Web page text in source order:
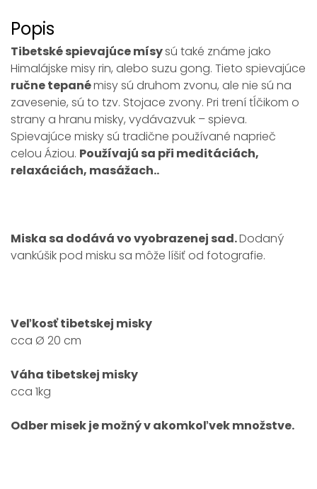
Popis
Tibetské spievajúce mísysú také známe jako
Himalájske misy rin, alebo suzu gong. Tieto spievajúce
ručnetepanémisy sú druhom zvonu, ale nie sú na
zavesenie, sú to tzv. Stojace zvony. Pri trení tĺčikom o
strany a hranu misky, vydávazvuk – spieva.
Spievajúce misky sú tradične používané naprieč
celou Áziou. Používajú sa při meditáciách,
relaxáciách, masážach..
Miska sa dodává vo vyobrazenej sad.Dodaný
vankúšik pod misku sa môže líšiť od fotografie.
Veľkosťtibetskej misky
cca Ø 20 cm
Váha tibetskej misky
cca 1kg
Odber misek je možný v akomkoľvek množstve.